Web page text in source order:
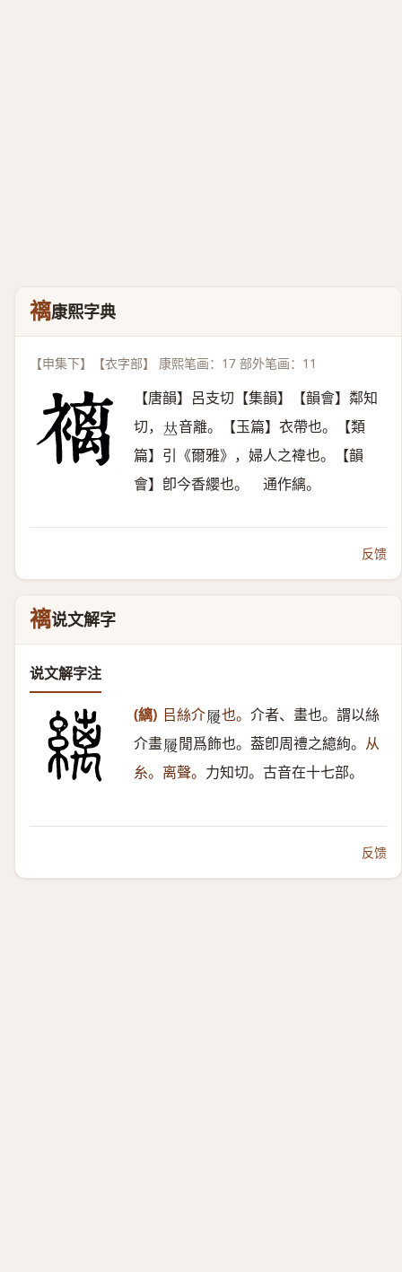
褵康熙字典
【申集下】【衣字部】 康熙笔画：17 部外笔画：11
【唐韻】呂支切【集韻】【韻會】鄰知
切， 𠀤音離。【玉篇】衣帶也。【類
篇】引《爾雅》，婦人之褘也。【韻
會】卽今香纓也。 通作縭。
反馈
褵说文解字
说文解字注
(縭) 㠯絲介𡳐 也。 介者、畫也。謂以絲
介畫𡳐 閒爲飾也。葢卽周禮之繶絇。 从
糸。离聲。 力知切。古音在十七部。
反馈